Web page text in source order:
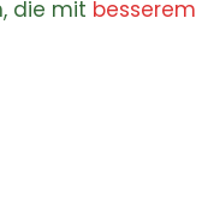
die mit